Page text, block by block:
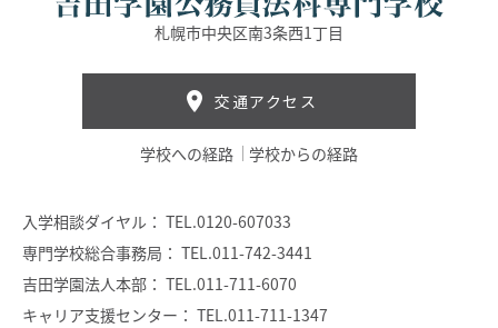
札幌市中央区南3条西1丁目
交通アクセス
学校への経路 学校からの経路
入学相談ダイヤル： TEL.0120-607033
専門学校総合事務局： TEL.011-742-3441
吉田学園法人本部： TEL.011-711-6070
キャリア支援センター： TEL.011-711-1347